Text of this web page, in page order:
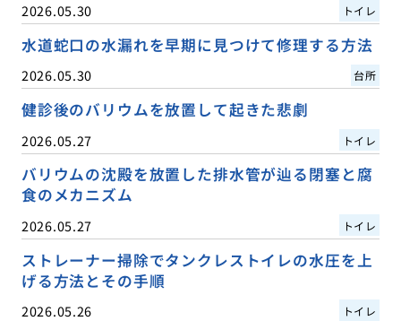
2026.05.30 トイレ
水道蛇口の水漏れを早期に見つけて修理する方法
2026.05.30 台所
健診後のバリウムを放置して起きた悲劇
2026.05.27 トイレ
バリウムの沈殿を放置した排水管が辿る閉塞と腐
食のメカニズム
2026.05.27 トイレ
ストレーナー掃除でタンクレストイレの水圧を上
げる方法とその手順
2026.05.26 トイレ